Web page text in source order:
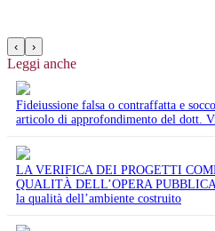
‹ ›
Leggi anche
Fideiussione falsa o contraffatta e
articolo di approfondimento del dott.
LA VERIFICA DEI PROGETTI
QUALITÀ DELL’OPERA
la qualità dell’ambiente costruito